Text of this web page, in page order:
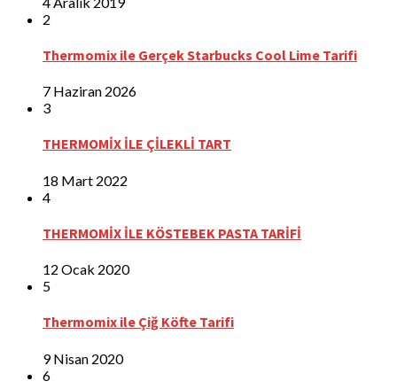
2
Thermomix ile Gerçek Starbucks Cool Lime Tarifi
7 Haziran 2026
3
THERMOMİX İLE ÇİLEKLİ TART
18 Mart 2022
4
THERMOMİX İLE KÖSTEBEK PASTA TARİFİ
12 Ocak 2020
5
Thermomix ile Çiğ Köfte Tarifi
9 Nisan 2020
6